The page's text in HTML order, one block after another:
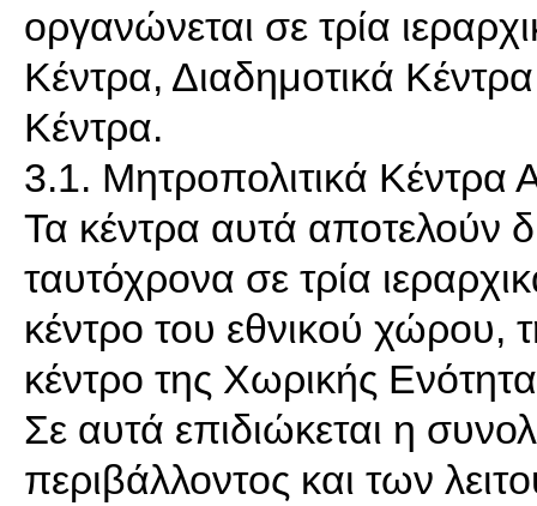
οργανώνεται σε τρία
Κέντρα, Διαδημοτικά
Κέντρα.
3.1. Μητροπολιτικά Κέντρα
Τα κέντρα αυτά αποτελούν
ταυτόχρονα σε τρία
κέντρο του εθνικού χώρου,
κέντρο της Χωρικής
Σε αυτά επιδιώκεται η
περιβάλλοντος και των